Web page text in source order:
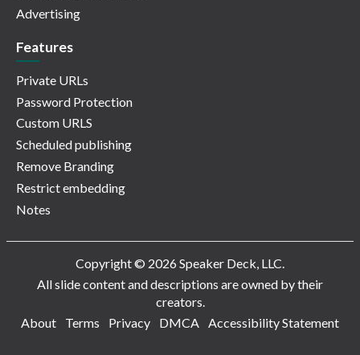
Advertising
Features
Private URLs
Password Protection
Custom URLS
Scheduled publishing
Remove Branding
Restrict embedding
Notes
Copyright © 2026 Speaker Deck, LLC.
All slide content and descriptions are owned by their
creators.
About
Terms Privacy DMCA Accessibility Statement